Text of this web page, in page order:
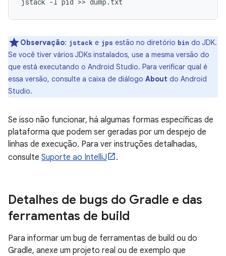
Observação: jstack e jps estão no diretório bin do JDK.
Se você tiver vários JDKs instalados, use a mesma versão do
que está executando o Android Studio. Para verificar qual é
essa versão, consulte a caixa de diálogo About do Android
Studio.
Se isso não funcionar, há algumas formas específicas de
plataforma que podem ser geradas por um despejo de
linhas de execução. Para ver instruções detalhadas,
consulte Suporte ao IntelliJ .
Detalhes de bugs do Gradle e das
ferramentas de build
Para informar um bug de ferramentas de build ou do
Gradle, anexe um projeto real ou de exemplo que